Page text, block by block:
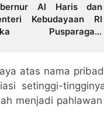
Al Haris dan
Kebudayaan RI
Pusparagam
Budaya dan
Ekonomi Kreatif
atas nama
setinggi-
menjadi